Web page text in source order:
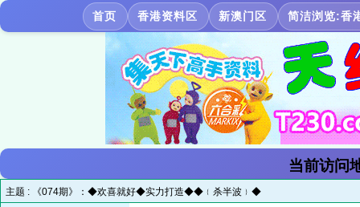
首页 香港资料区 新澳门区 简洁浏览:香
当前访问
主题 : 《074期》：◆欢喜就好◆实力打造◆◆﹛杀半波﹜◆